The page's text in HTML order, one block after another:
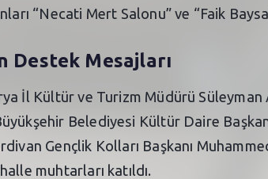
“Necati Mert Salonu” ve “Faik
Destek Mesajları
İl Kültür ve Turizm Müdürü
Belediyesi Kültür Daire
Gençlik Kolları Başkanı
muhtarları katıldı.